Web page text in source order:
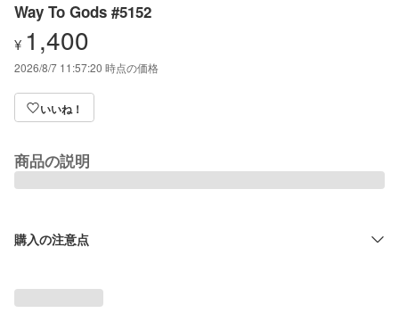
Way To Gods #5152
¥ 1,400
2026/8/7 11:57:20 時点の価格
いいね！
商品の説明
購入の注意点